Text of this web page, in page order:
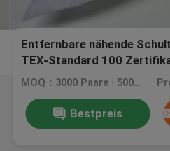
Entfernbare nähende
TEX-Standard 100
MOQ：3000 Paare | 5000 Paare
Bestpreis